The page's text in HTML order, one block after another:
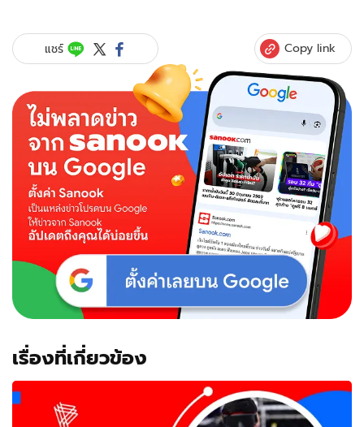
หู
ผึง!
ชา
กี
เซ็กซ์
แชร์ Copy link
เรื่องที่เกี่ยวข้อง